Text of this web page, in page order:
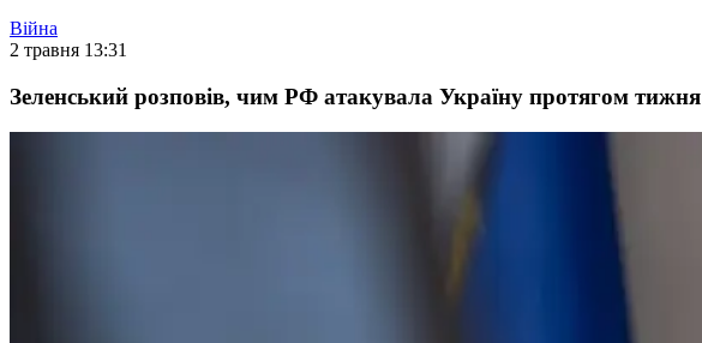
Війна
2 травня 13:31
Зеленський розповів, чим РФ атакувала Україну протягом тижня